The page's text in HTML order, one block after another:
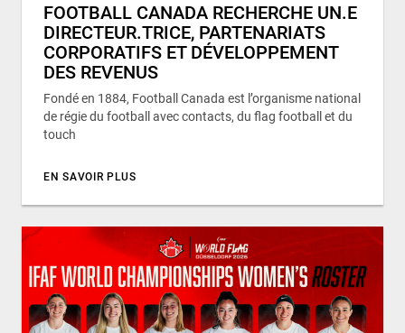
FOOTBALL CANADA RECHERCHE UN.E
DIRECTEUR.TRICE, PARTENARIATS
CORPORATIFS ET DÉVELOPPEMENT
DES REVENUS
Fondé en 1884, Football Canada est l’organisme national
de régie du football avec contacts, du flag football et du
touch
EN SAVOIR PLUS